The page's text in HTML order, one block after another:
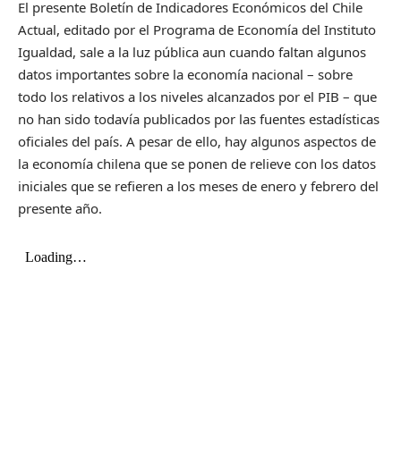
El presente Boletín de Indicadores Económicos del Chile
Actual, editado por el Programa de Economía del Instituto
Igualdad, sale a la luz pública aun cuando faltan algunos
datos importantes sobre la economía nacional – sobre
todo los relativos a los niveles alcanzados por el PIB – que
no han sido todavía publicados por las fuentes estadísticas
oficiales del país. A pesar de ello, hay algunos aspectos de
la economía chilena que se ponen de relieve con los datos
iniciales que se refieren a los meses de enero y febrero del
presente año.